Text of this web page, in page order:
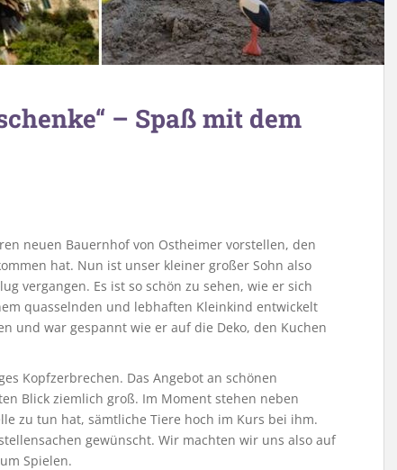
– Spaß mit dem
neuen Bauernhof von Ostheimer vorstellen, den
hat. Nun ist unser kleiner großer Sohn also
vergangen. Es ist so schön zu sehen, wie er sich
quasselnden und lebhaften Kleinkind entwickelt
und war gespannt wie er auf die Deko, den Kuchen
Kopfzerbrechen. Das Angebot an schönen
Blick ziemlich groß. Im Moment stehen neben
zu tun hat, sämtliche Tiere hoch im Kurs bei ihm.
gewünscht. Wir machten wir uns also auf
Spielen.